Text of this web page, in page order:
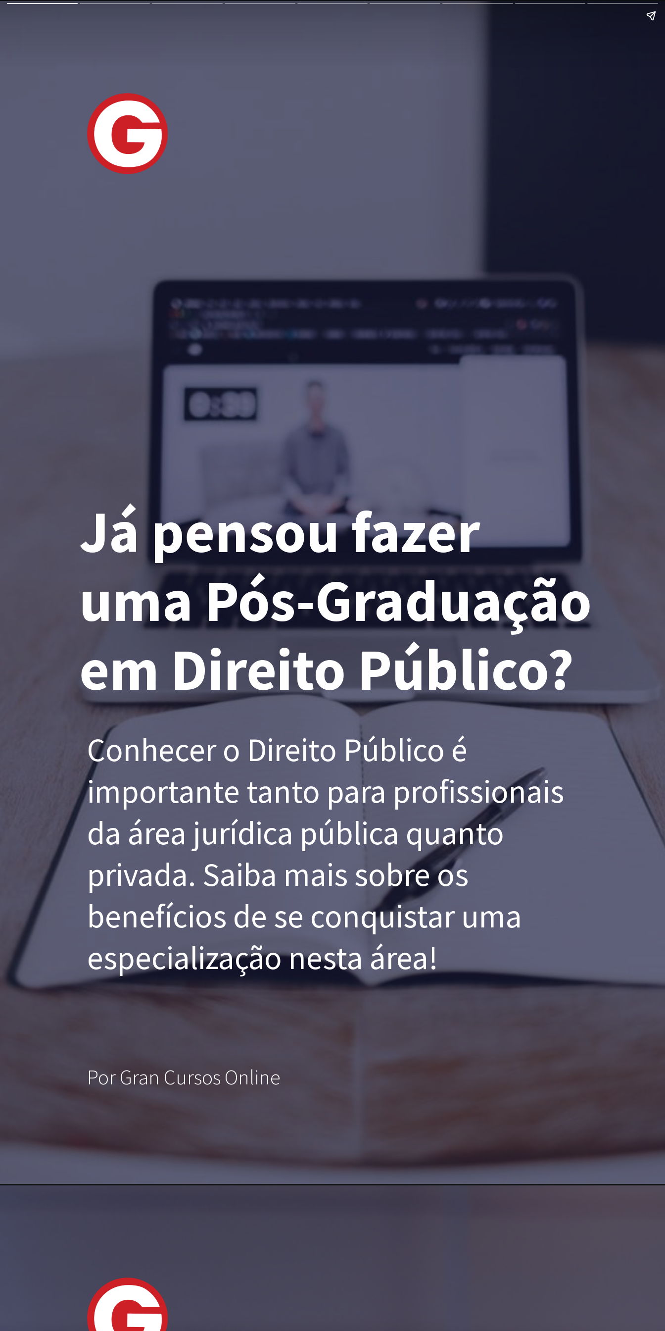
Já pensou fazer
uma Pós-Graduação
em Direito Público?
Conhecer o Direito Público é
importante tanto para profissionais
da área jurídica pública quanto
privada. Saiba mais sobre os
benefícios de se conquistar uma
especialização nesta área!
Por Gran Cursos Online